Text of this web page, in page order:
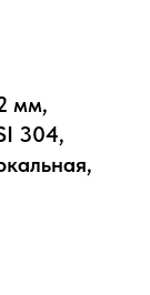
мм,
304,